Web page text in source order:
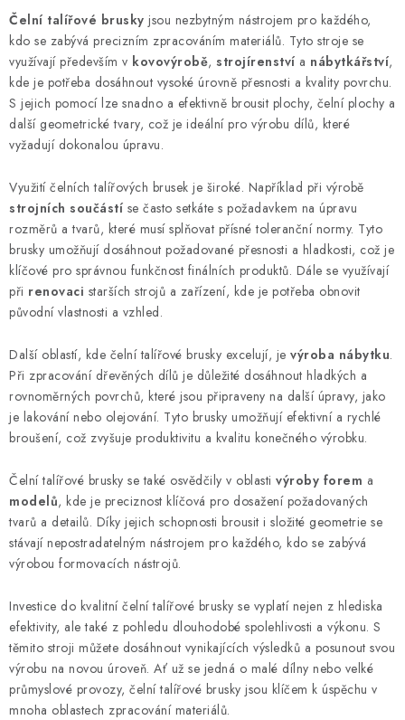
v
l
á
d
a
c
í
p
r
v
k
y
v
ý
p
i
s
u
Čelní talířové brusky jsou nezbytným nástrojem pro každého,
kdo se zabývá precizním zpracováním materiálů. Tyto stroje se
využívají především v kovovýrobě, strojírenství a nábytkářství,
kde je potřeba dosáhnout vysoké úrovně přesnosti a kvality povrchu.
S jejich pomocí lze snadno a efektivně brousit plochy, čelní plochy a
další geometrické tvary, což je ideální pro výrobu dílů, které
vyžadují dokonalou úpravu.
Využití čelních talířových brusek je široké. Například při výrobě
strojních součástí se často setkáte s požadavkem na úpravu
rozměrů a tvarů, které musí splňovat přísné toleranční normy. Tyto
brusky umožňují dosáhnout požadované přesnosti a hladkosti, což je
klíčové pro správnou funkčnost finálních produktů. Dále se využívají
při renovaci starších strojů a zařízení, kde je potřeba obnovit
původní vlastnosti a vzhled.
Další oblastí, kde čelní talířové brusky excelují, je výroba nábytku.
Při zpracování dřevěných dílů je důležité dosáhnout hladkých a
rovnoměrných povrchů, které jsou připraveny na další úpravy, jako
je lakování nebo olejování. Tyto brusky umožňují efektivní a rychlé
broušení, což zvyšuje produktivitu a kvalitu konečného výrobku.
Čelní talířové brusky se také osvědčily v oblasti výroby forem a
modelů, kde je preciznost klíčová pro dosažení požadovaných
tvarů a detailů. Díky jejich schopnosti brousit i složité geometrie se
stávají nepostradatelným nástrojem pro každého, kdo se zabývá
výrobou formovacích nástrojů.
Investice do kvalitní čelní talířové brusky se vyplatí nejen z hlediska
efektivity, ale také z pohledu dlouhodobé spolehlivosti a výkonu. S
těmito stroji můžete dosáhnout vynikajících výsledků a posunout svou
výrobu na novou úroveň. Ať už se jedná o malé dílny nebo velké
průmyslové provozy, čelní talířové brusky jsou klíčem k úspěchu v
mnoha oblastech zpracování materiálů.